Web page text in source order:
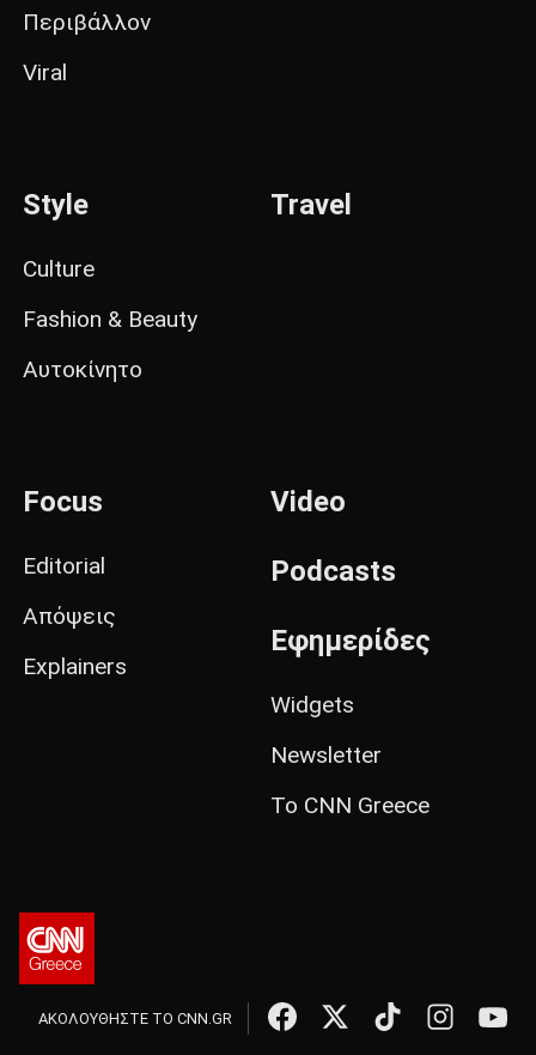
Περιβάλλον
Viral
Style
Culture
Fashion & Beauty
Αυτοκίνητο
Travel
Focus
Editorial
Απόψεις
Explainers
Video
Podcasts
Εφημερίδες
Widgets
Newsletter
Το CNN Greece
ΑΚΟΛΟΥΘΗΣΤΕ ΤΟ CNN.GR